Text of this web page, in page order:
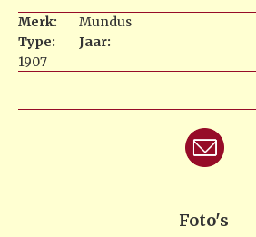
Merk:
Mundus
Type:
Jaar:
1907
Foto's